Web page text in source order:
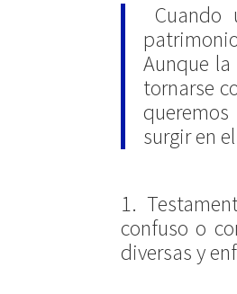
Cuando
Aunque
tornarse
surgir en
1.
confuso o
diversas y